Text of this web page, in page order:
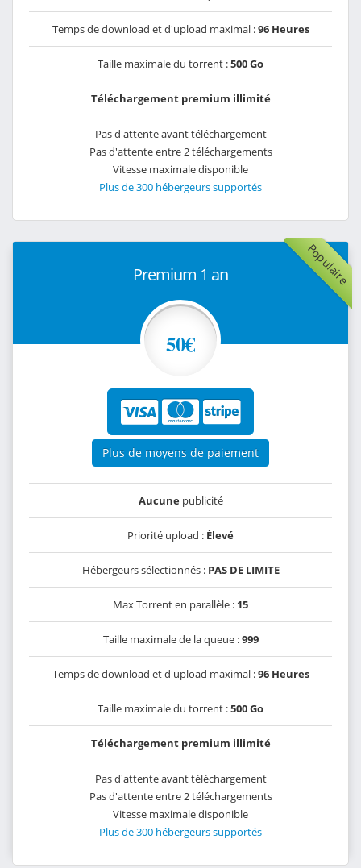
Temps de download et d'upload maximal :96 Heures
Taille maximale du torrent :500 Go
Téléchargement premium illimité
Pas d'attente avant téléchargement
Pas d'attente entre 2 téléchargements
Vitesse maximale disponible
Plus de 300 hébergeurs supportés
Populaire
Premium 1 an
50€
Plus de moyens de paiement
Aucunepublicité
Priorité upload : Élevé
Hébergeurs sélectionnés : PAS DE LIMITE
Max Torrent en parallèle : 15
Taille maximale de la queue :999
Temps de download et d'upload maximal :96 Heures
Taille maximale du torrent :500 Go
Téléchargement premium illimité
Pas d'attente avant téléchargement
Pas d'attente entre 2 téléchargements
Vitesse maximale disponible
Plus de 300 hébergeurs supportés